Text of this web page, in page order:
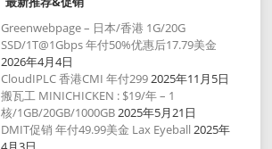
Greenwebpage – 日本/香港 1G/20G
SSD/1T@1Gbps 年付50%优惠后17.79美金
2026年4月4日
CloudIPLC 香港CMI 年付2992025年11月5日
搬瓦工 MINICHICKEN : $19/年 – 1
核/1GB/20GB/1000GB2025年5月21日
DMIT促销 年付49.99美金 Lax Eyeball 2025年